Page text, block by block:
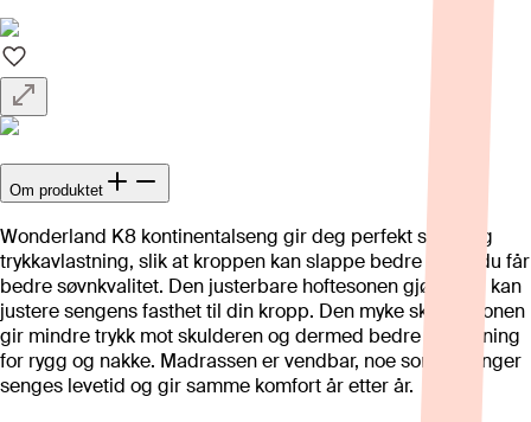
Om produktet
Wonderland K8 kontinentalseng gir deg perfekt støtte og
trykkavlastning, slik at kroppen kan slappe bedre av og du får
bedre søvnkvalitet. Den justerbare hoftesonen gjør at du kan
justere sengens fasthet til din kropp. Den myke skuldersonen
gir mindre trykk mot skulderen og dermed bedre avslapning
for rygg og nakke. Madrassen er vendbar, noe som forlenger
senges levetid og gir samme komfort år etter år.